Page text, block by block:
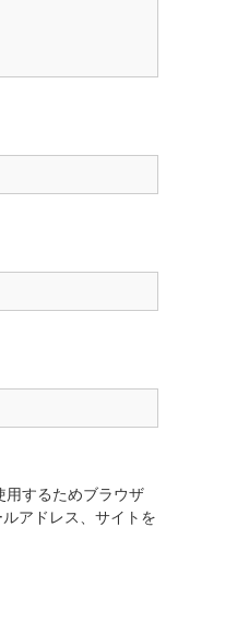
用するためブラウザ
アドレス、サイトを